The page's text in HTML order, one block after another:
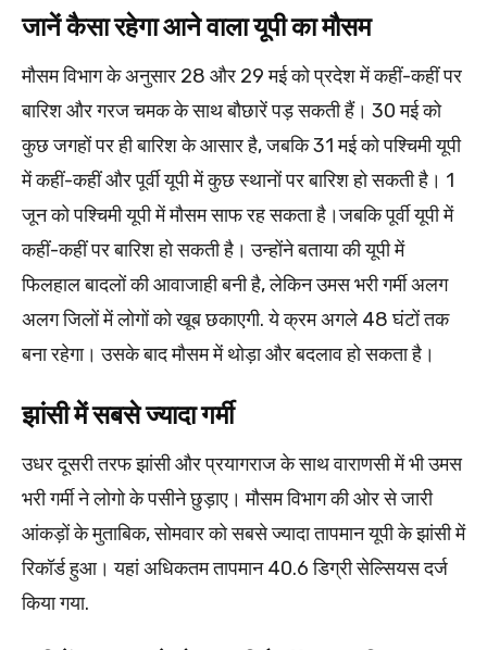
जानें कैसा रहेगा आने वाला यूपी का मौसम
मौसम विभाग के अनुसार 28 और 29 मई को प्रदेश में कहीं-कहीं पर
बारिश और गरज चमक के साथ बौछारें पड़ सकती हैं। 30 मई को
कुछ जगहों पर ही बारिश के आसार है, जबकि 31 मई को पश्चिमी यूपी
में कहीं-कहीं और पूर्वी यूपी में कुछ स्थानों पर बारिश हो सकती है। 1
जून को पश्चिमी यूपी में मौसम साफ रह सकता है।जबकि पूर्वी यूपी में
कहीं-कहीं पर बारिश हो सकती है। उन्होंने बताया की यूपी में
फिलहाल बादलों की आवाजाही बनी है, लेकिन उमस भरी गर्मी अलग
अलग जिलों में लोगों को खूब छकाएगी. ये क्रम अगले 48 घंटों तक
बना रहेगा। उसके बाद मौसम में थोड़ा और बदलाव हो सकता है।
झांसी में सबसे ज्यादा गर्मी
उधर दूसरी तरफ झांसी और प्रयागराज के साथ वाराणसी में भी उमस
भरी गर्मी ने लोगो के पसीने छुड़ाए। मौसम विभाग की ओर से जारी
आंकड़ों के मुताबिक, सोमवार को सबसे ज्यादा तापमान यूपी के झांसी में
रिकॉर्ड हुआ। यहां अधिकतम तापमान 40.6 डिग्री सेल्सियस दर्ज
किया गया.